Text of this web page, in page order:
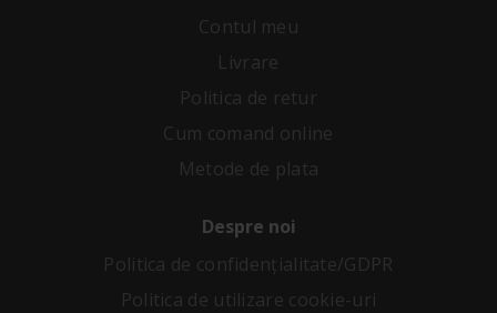
Contul meu
Livrare
Politica de retur
Cum comand online
Metode de plata
Despre noi
Politica de confidenţialitate/GDPR
Politica de utilizare cookie-uri